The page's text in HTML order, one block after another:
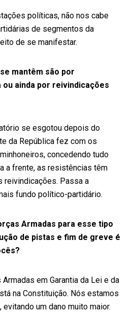
políticas, não nos cabe
de segmentos da
de se manifestar.
mantêm são por
ainda por reivindicações
se esgotou depois do
da República fez com os
concedendo tudo
a frente, as resistências têm
reivindicações. Passa a
fundo político-partidário.
Armadas para esse tipo
de pistas e fim de greve é
em Garantia da Lei e da
na Constituição. Nós estamos
um dano muito maior.